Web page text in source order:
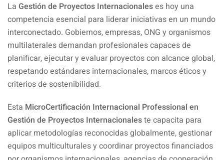
La Gestión de Proyectos Internacionaleses hoy una
competencia esencial para liderar iniciativas en un mundo
interconectado. Gobiernos, empresas, ONG y organismos
multilaterales demandan profesionales capaces de
planificar, ejecutar y evaluar proyectos con alcance global,
respetando estándares internacionales, marcos éticos y
criterios de sostenibilidad.
Esta MicroCertificación Internacional Professional en
Gestión de Proyectos Internacionaleste capacita para
aplicar metodologías reconocidas globalmente, gestionar
equipos multiculturales y coordinar proyectos financiados